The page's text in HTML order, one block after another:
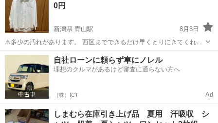
絡下さい。 宜しくお願い...
0円
新潟県 青山駅
8月8日
⚠︎多少の汚れがあります。 西区までできるだけ早くとりにきてくれる
方を優先させていただきます。 よろしくおねがいします。
新潟 新潟市 青山駅 シャツ 西区
自社ローンに頼らず車にノレル
理想のクルマがあるけど審査に通らない方へ
（株）ICT Ad
しまむら在庫引き上げ品 夏用 汗吸収 シ